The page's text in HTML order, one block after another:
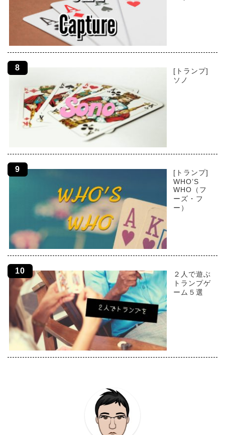
[トランプ]
ソノ
[トランプ]
WHO’S
WHO（フ
ーズ・フ
ー）
２人で遊ぶ
トランプゲ
ーム５選